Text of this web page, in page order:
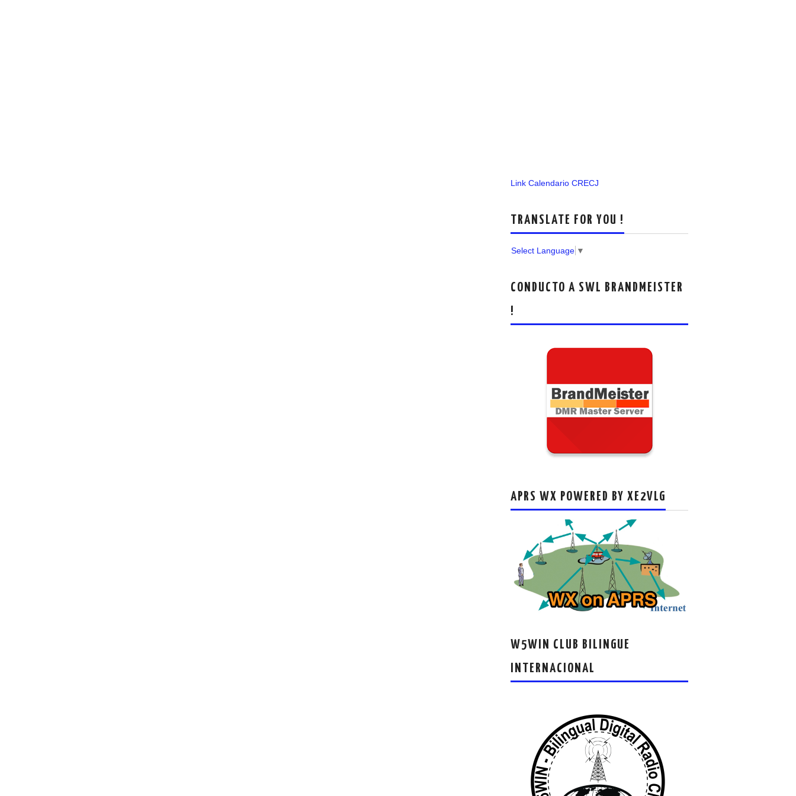
Link Calendario CRECJ
TRANSLATE FOR YOU !
Select Language ▼
CONDUCTO A SWL BRANDMEISTER
!
APRS WX POWERED BY XE2VLG
W5WIN CLUB BILINGUE
INTERNACIONAL